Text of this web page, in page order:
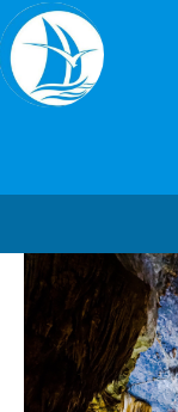
Skip
to
content
Tour
Hà
Quảng
3